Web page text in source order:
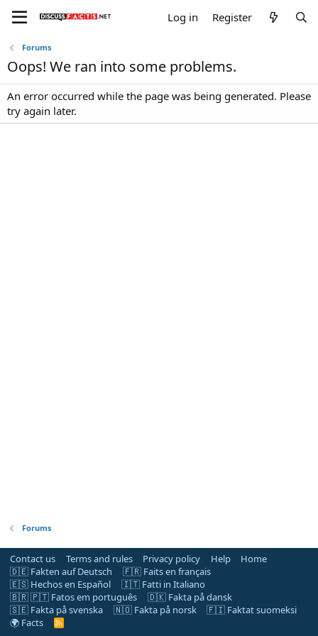
Log in Register
Forums
Oops! We ran into some problems.
An error occurred while the page was being generated. Please
try again later.
Forums
Contact us Terms and rules Privacy policy Help
Home
🇩🇪 Fakten auf Deutsch
🇫🇷 Faits en français
🇪🇸 Hechos en Español
🇮🇹 Fatti in Italiano
🇧🇷 🇵🇹 Fatos em português
🇩🇰 Fakta på dansk
🇸🇪 Fakta på svenska
🇳🇴 Fakta på norsk
🇫🇮 Faktat suomeksi
🌍 Facts
R